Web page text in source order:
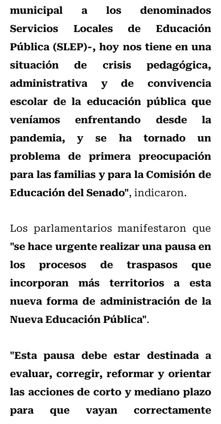
municipal a los denominados
Servicios Locales de Educación
Pública (SLEP)-, hoy nos tiene en una
situación de crisis pedagógica,
administrativa y de convivencia
escolar de la educación pública que
veníamos enfrentando desde la
pandemia, y se ha tornado un
problema de primera preocupación
para las familias y para la Comisión de
Educación del Senado", indicaron.
Los parlamentarios manifestaron que
"se hace urgente realizar una pausa en
los procesos de traspasos que
incorporan más territorios a esta
nueva forma de administración de la
Nueva Educación Pública".
"Esta pausa debe estar destinada a
evaluar, corregir, reformar y orientar
las acciones de corto y mediano plazo
para que vayan correctamente